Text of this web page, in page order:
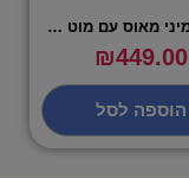
בימבה מיני מאוס עם מוט דחיפה
₪449.00
הוספה לסל